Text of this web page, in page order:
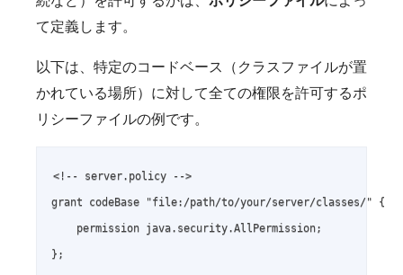
て定義します。
以下は、特定のコードベース（クラスファイルが置
かれている場所）に対して全ての権限を許可するポ
リシーファイルの例です。
<!-- server.policy -->
grant codeBase "file:/path/to/your/server/classes/" {
    permission java.security.AllPermission;